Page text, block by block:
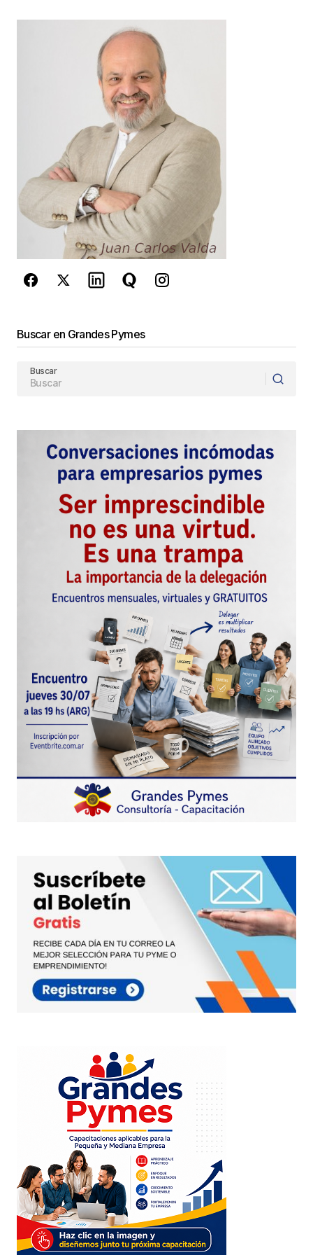
*
Guarda mi nombre, correo electrónico y web en
este navegador para la próxima vez que
comente.
Este sitio esta protegido por
reCAPTCHA y la Política de
privacidady losTérminos del servicio
de Googlese aplican.
Buscar en Grandes Pymes
Buscar